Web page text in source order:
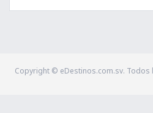
Copyright © eDestinos.com.sv.